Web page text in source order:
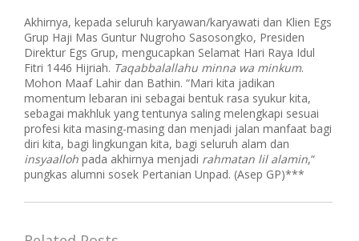
Akhirnya, kepada seluruh karyawan/karyawati dan Klien Egs
Grup Haji Mas Guntur Nugroho Sasosongko, Presiden
Direktur Egs Grup, mengucapkan Selamat Hari Raya Idul
Fitri 1446 Hijriah. Taqabbalallahu minna wa minkum.
Mohon Maaf Lahir dan Bathin. “Mari kita jadikan
momentum lebaran ini sebagai bentuk rasa syukur kita,
sebagai makhluk yang tentunya saling melengkapi sesuai
profesi kita masing-masing dan menjadi jalan manfaat bagi
diri kita, bagi lingkungan kita, bagi seluruh alam dan
insyaalloh pada akhirnya menjadi rahmatan lil alamin,“
pungkas alumni sosek Pertanian Unpad. (Asep GP)***